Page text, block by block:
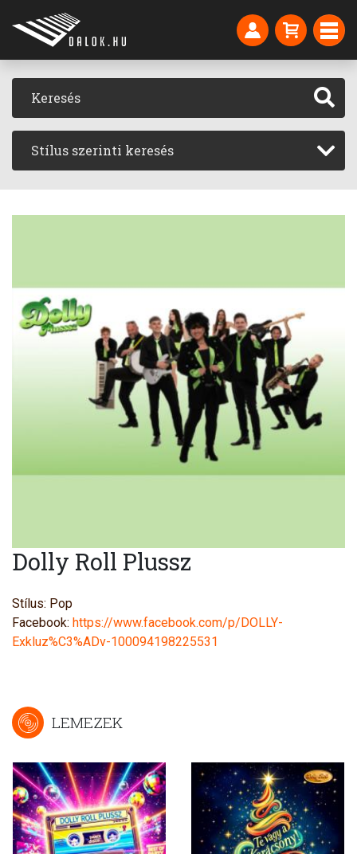
Stílus szerinti keresés
Dolly Roll Plussz
Stílus: Pop
Facebook: https://www.facebook.com/p/DOLLY-
Exkluz%C3%ADv-100094198225531
LEMEZEK